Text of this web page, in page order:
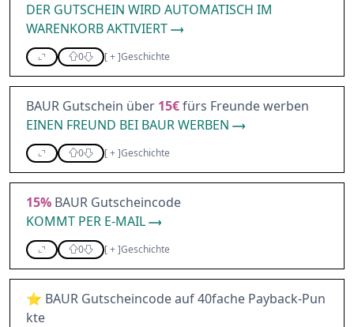
DER GUTSCHEIN WIRD AUTOMATISCH IM
WARENKORB AKTIVIERT
0 [+]Geschichte
BAUR Gutschein über 15€fürs Freunde werben
EINEN FREUND BEI BAUR WERBEN
0 [+]Geschichte
15% BAUR Gutscheincode
KOMMT PER E-MAIL
0 [+]Geschichte
⭐ BAUR Gutscheincode auf 40fache Payback-Pun
kte